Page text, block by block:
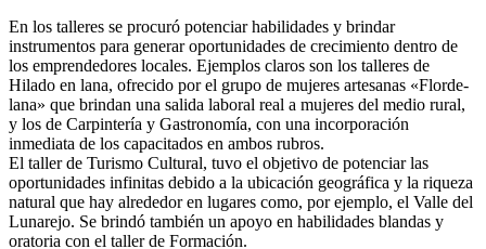
En los talleres se procuró potenciar habilidades y brindar
instrumentos para generar oportunidades de crecimiento dentro de
los emprendedores locales. Ejemplos claros son los talleres de
Hilado en lana, ofrecido por el grupo de mujeres artesanas «Florde-
lana» que brindan una salida laboral real a mujeres del medio rural,
y los de Carpintería y Gastronomía, con una incorporación
inmediata de los capacitados en ambos rubros.
El taller de Turismo Cultural, tuvo el objetivo de potenciar las
oportunidades infinitas debido a la ubicación geográfica y la riqueza
natural que hay alrededor en lugares como, por ejemplo, el Valle del
Lunarejo. Se brindó también un apoyo en habilidades blandas y
oratoria con el taller de Formación.